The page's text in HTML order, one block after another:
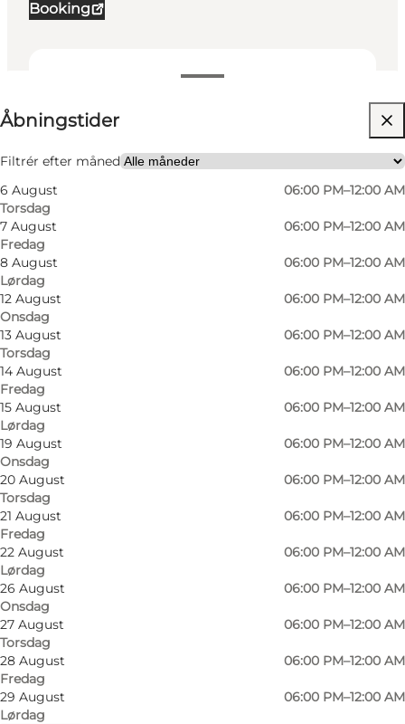
Booking
Åbningstider
Filtrér efter måned
6 August
Torsdag
06:00 PM–12:00 AM
7 August
Fredag
06:00 PM–12:00 AM
8 August
Lørdag
06:00 PM–12:00 AM
12 August
Onsdag
06:00 PM–12:00 AM
13 August
Torsdag
06:00 PM–12:00 AM
14 August
Fredag
06:00 PM–12:00 AM
15 August
Lørdag
06:00 PM–12:00 AM
19 August
Onsdag
06:00 PM–12:00 AM
20 August
Torsdag
06:00 PM–12:00 AM
21 August
Fredag
06:00 PM–12:00 AM
22 August
Lørdag
06:00 PM–12:00 AM
26 August
Onsdag
06:00 PM–12:00 AM
27 August
Torsdag
06:00 PM–12:00 AM
28 August
Fredag
06:00 PM–12:00 AM
29 August
Lørdag
06:00 PM–12:00 AM
⌘ Michelin
Besøg hjemmeside
Foto: Rico Feldfoss
©
Foto: